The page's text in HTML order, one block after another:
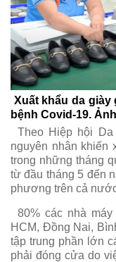
Xuất khẩu da
bệnh Covid-19.
Theo Hiệp hội
nguyên nhân khiến
trong những tháng
từ đầu tháng 5 đến
phương trên cả
80% các nhà
HCM, Đồng Nai,
tập trung phần lớn
phải đóng cửa do